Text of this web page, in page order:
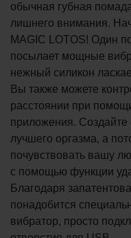
обычная губная
лишнего внимания.
MAGIC LOTOS! Один
посылает мощные
нежный силикон
Вы также можете
расстоянии при
приложения.
лучшего оргазма, а
почувствовать вашу
с помощью функции
Благодаря
понадобится
вибратор, просто